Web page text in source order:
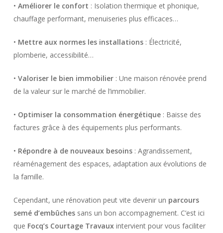
• Améliorer le confort : Isolation thermique et phonique,
chauffage performant, menuiseries plus efficaces…
• Mettre aux normes les installations: Électricité,
plomberie, accessibilité…
• Valoriser le bien immobilier: Une maison rénovée prend
de la valeur sur le marché de l’immobilier.
• Optimiser la consommation énergétique: Baisse des
factures grâce à des équipements plus performants.
• Répondre à de nouveaux besoins: Agrandissement,
réaménagement des espaces, adaptation aux évolutions de
la famille.
Cependant, une rénovation peut vite devenir un parcours
semé d’embûchessans un bon accompagnement. C’est ici
que Focq’s Courtage Travaux intervient pour vous faciliter